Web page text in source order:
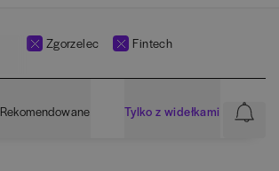
Zgorzelec Fintech
Rekomendowane Tylko z widełkami